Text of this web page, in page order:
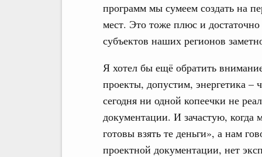
программ мы сумеем создать на
мест. Это тоже плюс и
субъектов наших регионов
Я хотел бы ещё обратить
проекты, допустим, энергетика ­–
сегодня ни одной копеечки не
документации. И зачастую, когда
готовы взять те деньги», а нам
проектной документации, нет